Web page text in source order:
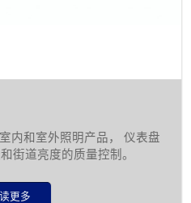
内和室外照明产品， 仪表盘
街道亮度的质量控制。
更多